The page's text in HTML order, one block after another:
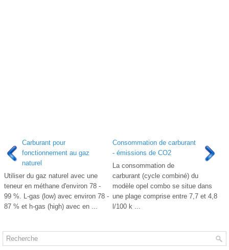
Carburant pour
fonctionnement au gaz
naturel
Utiliser du gaz naturel avec une
teneur en méthane d'environ 78 -
99 %. L-gas (low) avec environ 78 -
87 % et h-gas (high) avec en ...
Consommation de carburant
- émissions de CO2
La consommation de
carburant (cycle combiné) du
modèle opel combo se situe dans
une plage comprise entre 7,7 et 4,8
l/100 k ...